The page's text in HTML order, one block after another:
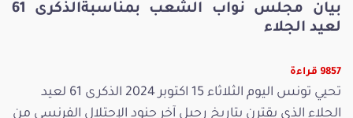
بيان مجلس نواب الشعب بمناسبةالذكرى 61
لعيد الجلاء
9857 قراءة
تحيي تونس اليوم الثلاثاء 15 اكتوبر 2024 الذكرى 61 لعيد
الجلاء الذي يقترن بتاريخ رحيل آخر جنود الإحتلال الفرنسي من